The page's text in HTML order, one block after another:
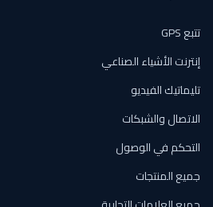
تتبع GPS
إنترنت الأشياء الصناعي
تليماتيك الفيديو
الاتصال والشبكات
التحكم في الوصول
جميع المنتجات